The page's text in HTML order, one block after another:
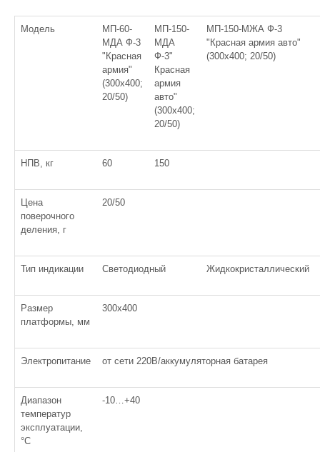
Модель
МП-60-
МДА Ф-3
"Красная
армия"
(300х400;
20/50)
МП-150-
МДА
Ф-3"
Красная
армия
авто"
(300х400;
20/50)
МП-150-МЖА Ф-3
"Красная армия авто"
(300х400; 20/50)
НПВ, кг 60 150
Цена
поверочного
деления, г
20/50
Тип индикации Светодиодный Жидкокристаллический
Размер
платформы, мм
300х400
Электропитание от сети 220В/аккумуляторная батарея
Диапазон
температур
эксплуатации,
°С
-10…+40